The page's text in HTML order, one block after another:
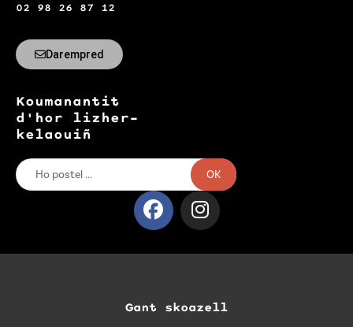
02 98 26 87 12
Darempred
Koumanantit
d'hor lizher-
kelaouiñ
OK
Gant skoazell